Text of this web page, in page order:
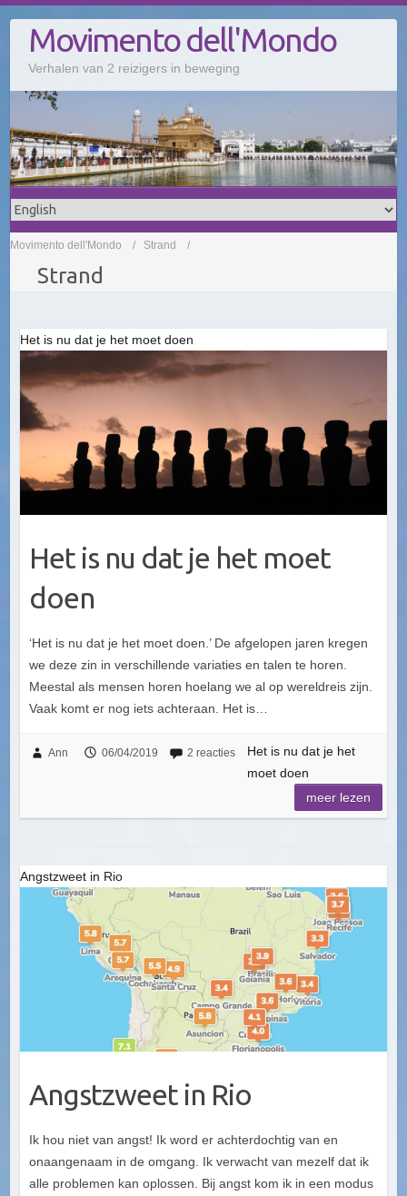
Movimento dell'Mondo
Verhalen van 2 reizigers in beweging
Movimento dell'Mondo Strand
Strand
Het is nu dat je het moet doen
Het is nu dat je het moet
doen
‘Het is nu dat je het moet doen.’ De afgelopen jaren kregen
we deze zin in verschillende variaties en talen te horen.
Meestal als mensen horen hoelang we al op wereldreis zijn.
Vaak komt er nog iets achteraan. Het is…
Ann 06/04/2019 2 reacties
Het is nu dat je het
moet doen
meer lezen
Angstzweet in Rio
Angstzweet in Rio
Ik hou niet van angst! Ik word er achterdochtig van en
onaangenaam in de omgang. Ik verwacht van mezelf dat ik
alle problemen kan oplossen. Bij angst kom ik in een modus